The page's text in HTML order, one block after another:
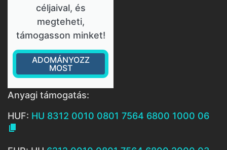
céljaival, és
megteheti,
támogasson minket!
ADOMÁNYOZZ
MOST
Anyagi támogatás:
HUF: HU 8312 0010 0801 7564 6800 1000 06
